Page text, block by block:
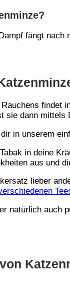
fängt nach
findet
sie dann
in unserem
in deine
aus und
lieber
natürlich auch